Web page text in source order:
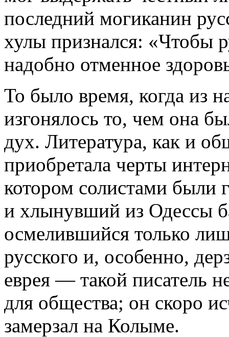
последний могиканин
хулы признался: «Чтобы
надобно отменное
То было время, когда из
изгонялось то, чем она
дух. Литература, как и
приобретала черты
котором солистами были
и хлынувший из Одессы
осмелившийся только
русского и, особенно,
еврея — такой писатель
для общества; он скоро
замерзал на Колыме.